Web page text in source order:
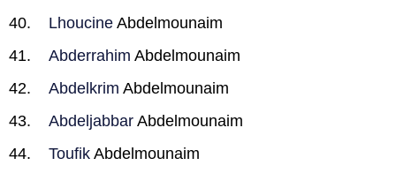
Lhoucine Abdelmounaim
Abderrahim Abdelmounaim
Abdelkrim Abdelmounaim
Abdeljabbar Abdelmounaim
Toufik Abdelmounaim